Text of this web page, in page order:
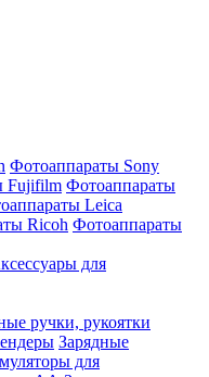
Фотоаппараты Sony
Fujifilm Фотоаппараты
Leica
Ricoh Фотоаппараты
для
ручки, рукоятки
Зарядные
для